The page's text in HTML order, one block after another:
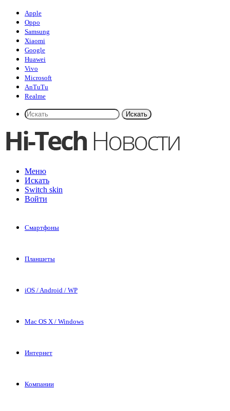
Apple
Oppo
Samsung
Xiaomi
Google
Huawei
Vivo
Microsoft
AnTuTu
Realme
Искать
Меню
Искать
Switch skin
Войти
Смартфоны
Планшеты
iOS / Android / WP
Mac OS X / Windows
Интернет
Компании